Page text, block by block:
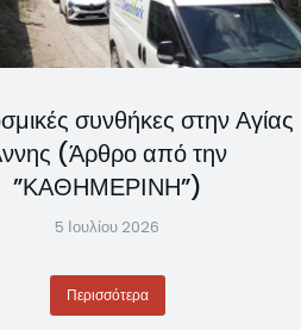
συνθήκες στην Αγίας
(Άρθρο από την
”ΚΑΘΗΜΕΡΙΝΗ”)
5 Ιουλίου 2026
Περισσότερα